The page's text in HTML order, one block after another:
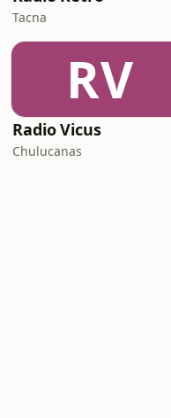
Tacna
RV
Radio Vicus
Chulucanas